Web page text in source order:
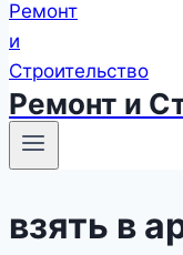
Ремонт и
взять в